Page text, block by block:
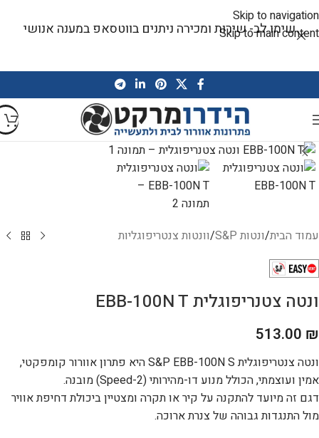
Skip to navigation
Skip to main content
שימו לב- שירות ומכירה ניתנים בווטסאפ במענה אנושי
עמוד הבית/ונטות S&P /וונטות צנטריפוגליות
ונטה צטנריפוגלית EBB-100N T
513.00 ₪
ונטה צנטריפוגלית S&P EBB-100N S היא פתרון אוורור קומפקטי,
אמין ועוצמתי, הכולל מנוע דו-מהירותי (2-Speed) מובנה.
דגם זה מיועד להתקנה על קיר או תקרה ומצטיין ביכולת דחיפת אוויר
מול התנגדות גבוהה של צנרת ארוכה.